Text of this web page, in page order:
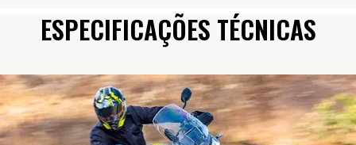
ESPECIFICAÇÕES TÉCNICAS